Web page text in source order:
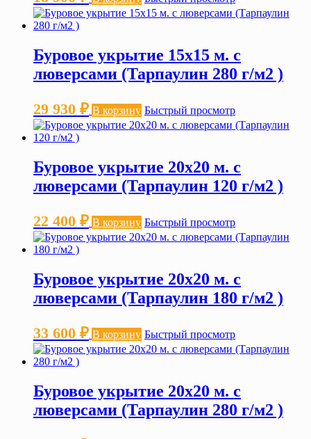
Буровое укрытие 15х15 м. с
люверсами (Тарпаулин 280 г/м2 )
29 930 ₽ В корзину Быстрый просмотр
Буровое укрытие 20х20 м. с
люверсами (Тарпаулин 120 г/м2 )
22 400 ₽ В корзину Быстрый просмотр
Буровое укрытие 20х20 м. с
люверсами (Тарпаулин 180 г/м2 )
33 600 ₽ В корзину Быстрый просмотр
Буровое укрытие 20х20 м. с
люверсами (Тарпаулин 280 г/м2 )